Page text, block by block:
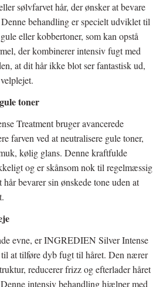
sølvfarvet hår, der ønsker at bevare
behandling er specielt udviklet til
eller kobbertoner, som kan opstå
der kombinerer intensiv fugt med
at dit hår ikke blot ser fantastisk ud,
toner
Treatment bruger avancerede
farven ved at neutralisere gule toner,
kølig glans. Denne kraftfulde
og er skånsom nok til regelmæssig
bevarer sin ønskede tone uden at
evne, er INGREDIEN Silver Intense
til at tilføre dyb fugt til håret. Den nærer
reducerer frizz og efterlader håret
intensiv behandling hjælper med